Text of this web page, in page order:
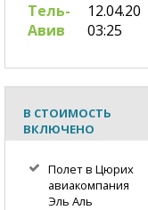
Тель-
Авив
12.04.20
03:25
В СТОИМОСТЬ
ВКЛЮЧЕНО
Полет в Цюрих
авиакомпания
Эль Аль